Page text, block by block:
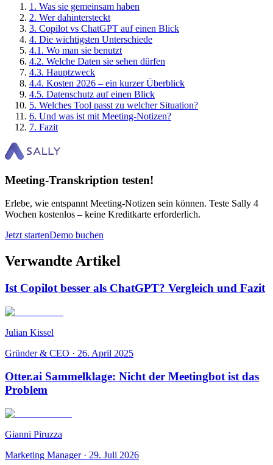
1 . Was sie gemeinsam haben
2. Wer dahintersteckt
3. Copilot vs ChatGPT auf einen Blick
4. Die wichtigsten Unterschiede
4.1 . Wo man sie benutzt
4.2. Welche Daten sie sehen dürfen
4.3. Hauptzweck
4.4. Kosten 2026 – ein kurzer Überblick
4.5. Datenschutz auf einen Blick
5. Welches Tool passt zu welcher Situation?
6. Und was ist mit Meeting-Notizen?
7. Fazit
Meeting-Transkription testen!
Erlebe, wie entspannt Meeting-Notizen sein können. Teste Sally 4
Wochen kostenlos – keine Kreditkarte erforderlich.
Jetzt startenDemo buchen
Verwandte Artikel
Ist Copilot besser als ChatGPT? Vergleich und Fazit
Julian Kissel
Gründer & CEO · 26. April 2025
Otter.ai Sammelklage: Nicht der Meetingbot ist das
Problem
Gianni Piruzza
Marketing Manager· 29. Juli 2026